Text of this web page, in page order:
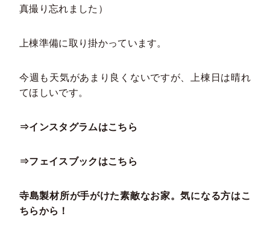
真撮り忘れました）
上棟準備に取り掛かっています。
今週も天気があまり良くないですが、上棟日は晴れ
てほしいです。
⇒インスタグラムはこちら
⇒フェイスブックはこちら
寺島製材所が手がけた素敵なお家。気になる方はこ
ちらから！